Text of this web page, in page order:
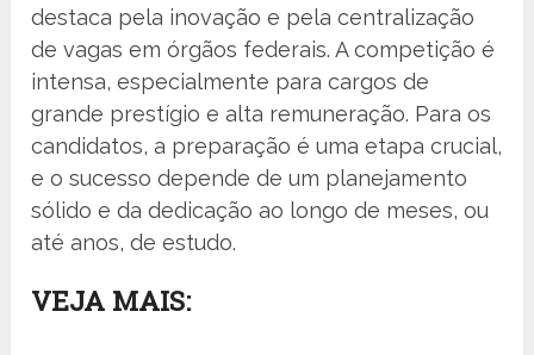
destaca pela inovação e pela centralização
de vagas em órgãos federais. A competição é
intensa, especialmente para cargos de
grande prestígio e alta remuneração. Para os
candidatos, a preparação é uma etapa crucial,
e o sucesso depende de um planejamento
sólido e da dedicação ao longo de meses, ou
até anos, de estudo.
VEJA MAIS: